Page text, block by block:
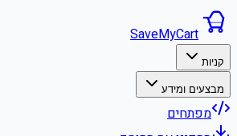
SaveMyCart
קניות
מבצעים ומידע
מפתחים